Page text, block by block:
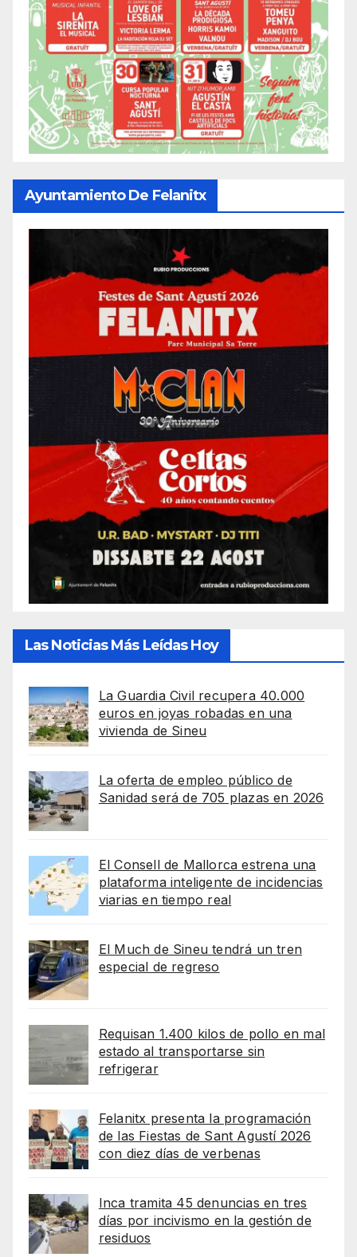
Ayuntamiento De Felanitx
Las Noticias Más Leídas Hoy
La Guardia Civil recupera 40.000
euros en joyas robadas en una
vivienda de Sineu
La oferta de empleo público de
Sanidad será de 705 plazas en 2026
El Consell de Mallorca estrena una
plataforma inteligente de incidencias
viarias en tiempo real
El Much de Sineu tendrá un tren
especial de regreso
Requisan 1.400 kilos de pollo en mal
estado al transportarse sin
refrigerar
Felanitx presenta la programación
de las Fiestas de Sant Agustí 2026
con diez días de verbenas
Inca tramita 45 denuncias en tres
días por incivismo en la gestión de
residuos